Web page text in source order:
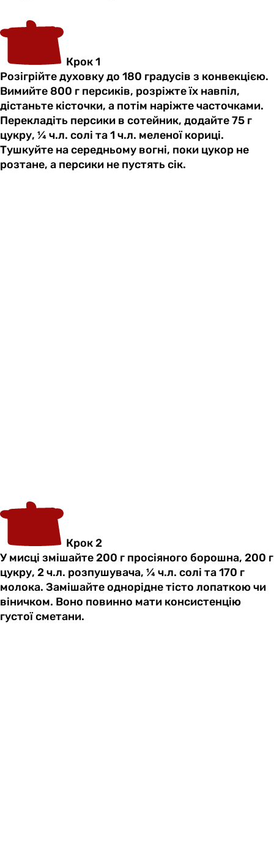
Крок 1
Розігрійте духовку до 180 градусів з конвекцією.
Вимийте 800 г персиків, розріжте їх навпіл,
дістаньте кісточки, а потім наріжте часточками.
Перекладіть персики в сотейник, додайте 75 г
цукру, ¼ ч.л. солі та 1 ч.л. меленої кориці.
Тушкуйте на середньому вогні, поки цукор не
розтане, а персики не пустять сік.
Крок 2
У мисці змішайте 200 г просіяного борошна, 200 г
цукру, 2 ч.л. розпушувача, ¼ ч.л. солі та 170 г
молока. Замішайте однорідне тісто лопаткою чи
віничком. Воно повинно мати консистенцію
густої сметани.